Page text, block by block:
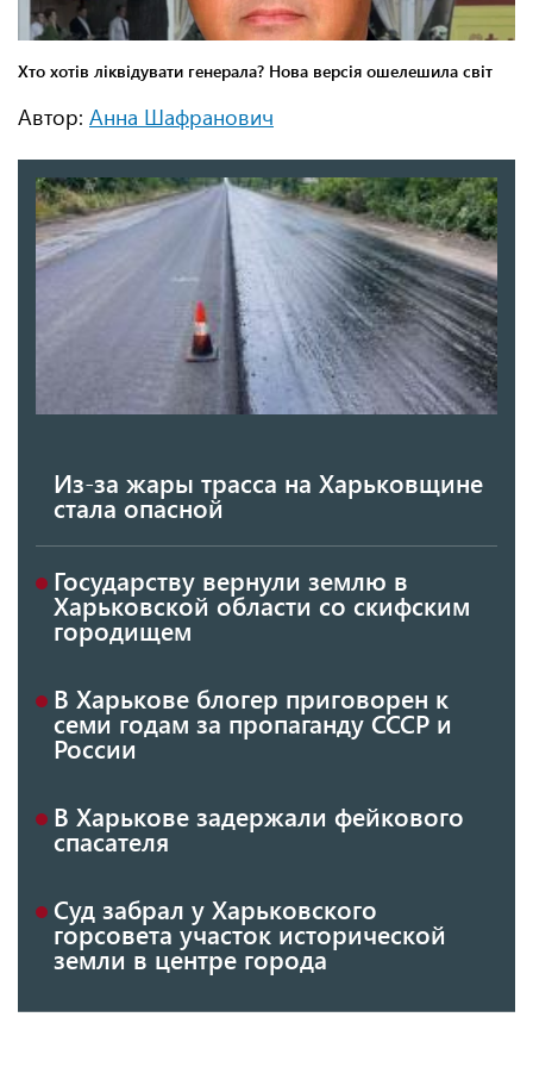
Автор: Анна Шафранович
Из-за жары трасса на Харьковщине
стала опасной
Государству вернули землю в
Харьковской области со скифским
городищем
В Харькове блогер приговорен к
семи годам за пропаганду СССР и
России
В Харькове задержали фейкового
спасателя
Суд забрал у Харьковского
горсовета участок исторической
земли в центре города